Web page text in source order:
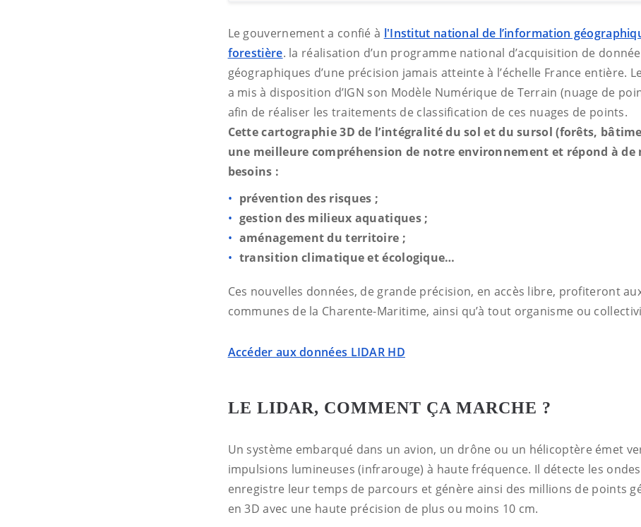
Le gouvernement a confié à l'Institut national de l’information
forestière. la réalisation d’un programme national d’acquisition de
géographiques d’une précision jamais atteinte à l’échelle France entière.
a mis à disposition d’IGN son Modèle Numérique de Terrain (nuage de
afin de réaliser les traitements de classification de ces nuages de points.
Cette cartographie 3D de l’intégralité du sol et du sursol (forêts,
une meilleure compréhension de notre environnement et répond à de
besoins :
prévention des risques ;
gestion des milieux aquatiques ;
aménagement du territoire ;
transition climatique et écologique…
Ces nouvelles données, de grande précision, en accès libre, profiteront
communes de la Charente-Maritime, ainsi qu’à tout organisme ou
Accéder aux données LIDAR HD
LE LIDAR, COMMENT ÇA MARCHE ?
Un système embarqué dans un avion, un drône ou un hélicoptère émet
impulsions lumineuses (infrarouge) à haute fréquence. Il détecte les
enregistre leur temps de parcours et génère ainsi des millions de points
en 3D avec une haute précision de plus ou moins 10 cm.